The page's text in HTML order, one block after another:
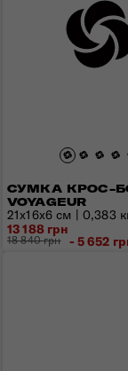
СУМКА КРОС-
VOYAGEUR
21х16х6 см | 0,383
13 188 грн
18 840 грн - 5 652